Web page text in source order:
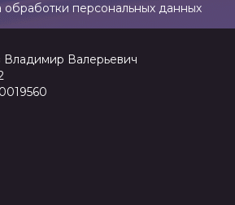
обработки персональных данных
Валерьевич